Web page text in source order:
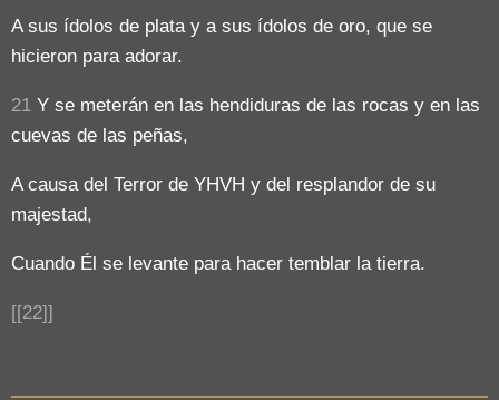
A sus ídolos de plata y a sus ídolos de oro, que se
hicieron para adorar.
21 Y se meterán en las hendiduras de las rocas y en las
cuevas de las peñas,
A causa del Terror de YHVH y del resplandor de su
majestad,
Cuando Él se levante para hacer temblar la tierra.
[[22]]